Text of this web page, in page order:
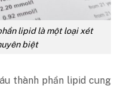
lipid là một loại xét
biệt
thành phần lipid cung